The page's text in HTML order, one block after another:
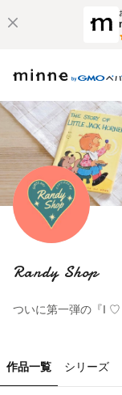
Randy Shop
ついに第一弾の『I ♡
作品一覧 シリーズ